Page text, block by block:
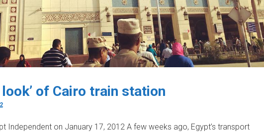
look’ of Cairo train station
Independent on January 17, 2012 A few weeks ago, Egypt’s transport